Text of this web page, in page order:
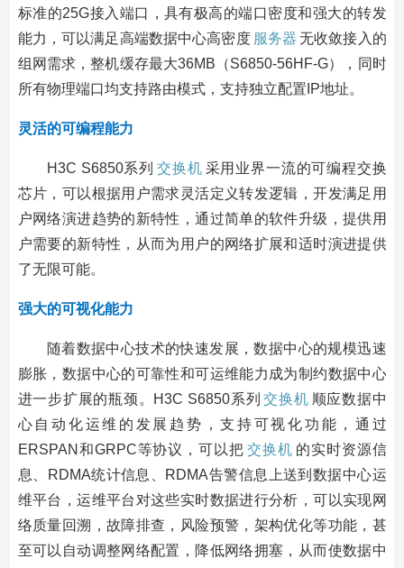
标准的25G接入端口，具有极高的端口密度和强大的转发
能力，可以满足高端数据中心高密度 服务器 无收敛接入的
组网需求，整机缓存最大36MB（S6850-56HF-G），同时
所有物理端口均支持路由模式，支持独立配置IP地址。
灵活的可编程能力
H3C S6850系列 交换机 采用业界一流的可编程交换
芯片，可以根据用户需求灵活定义转发逻辑，开发满足用
户网络演进趋势的新特性，通过简单的软件升级，提供用
户需要的新特性，从而为用户的网络扩展和适时演进提供
了无限可能。
强大的可视化能力
随着数据中心技术的快速发展，数据中心的规模迅速
膨胀，数据中心的可靠性和可运维能力成为制约数据中心
进一步扩展的瓶颈。H3C S6850系列 交换机 顺应数据中
心自动化运维的发展趋势，支持可视化功能，通过
ERSPAN和GRPC等协议，可以把 交换机 的实时资源信
息、RDMA统计信息、RDMA告警信息上送到数据中心运
维平台，运维平台对这些实时数据进行分析，可以实现网
络质量回溯，故障排查，风险预警，架构优化等功能，甚
至可以自动调整网络配置，降低网络拥塞，从而使数据中